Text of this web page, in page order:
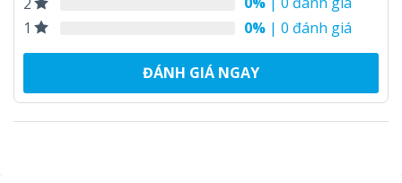
1
0% | 0 đánh giá
ĐÁNH GIÁ NGAY